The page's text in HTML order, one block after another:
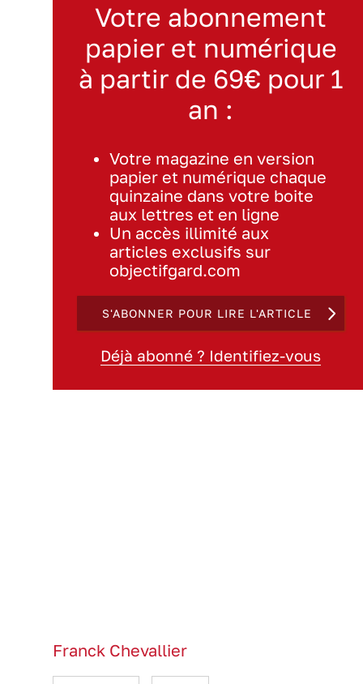
Votre abonnement
papier et numérique
à partir de 69€ pour 1
an :
Votre magazine en version
papier et numérique chaque
quinzaine dans votre boite
aux lettres et en ligne
Un accès illimité aux
articles exclusifs sur
objectifgard.com
S'ABONNER POUR LIRE L'ARTICLE
Déjà abonné ? Identifiez-vous
Franck Chevallier